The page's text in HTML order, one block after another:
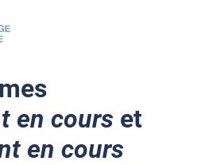
en cours et
en cours